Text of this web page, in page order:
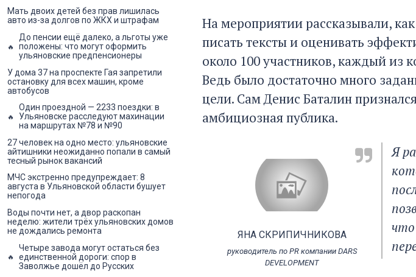
На мероприятии рассказывали,
писать тексты и оценивать
около 100 участников, каждый из
Ведь было достаточно много
цели. Сам Денис Баталин
амбициозная публика.
ЯНА СКРИПИЧНИКОВА
руководитель по PR компании DARS
DEVELOPMENT
Я
Мать двоих детей без прав лишилась
авто из-за долгов по ЖКХ и штрафам
До пенсии ещё далеко, а льготы уже
положены: что могут оформить
ульяновские предпенсионеры
У дома 37 на проспекте Гая запретили
остановку для всех машин, кроме
автобусов
Один проездной — 2233 поездки: в
Ульяновске расследуют махинации
на маршрутах №78 и №90
27 человек на одно место: ульяновские
айтишники неожиданно попали в самый
тесный рынок вакансий
МЧС экстренно предупреждает: 8
августа в Ульяновской области бушует
непогода
Воды почти нет, а двор раскопан
неделю: жители трёх ульяновских домов
не дождались ремонта
Четыре завода могут остаться без
единственной дороги: спор в
Заволжье дошёл до Русских